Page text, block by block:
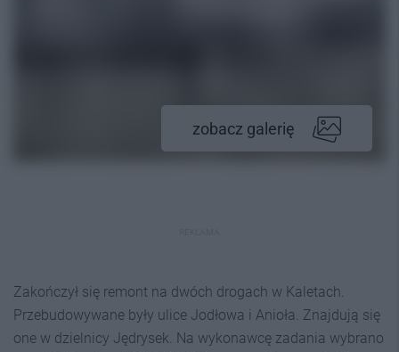
zobacz galerię
Zakończył się remont na dwóch drogach w Kaletach.
Przebudowywane były ulice Jodłowa i Anioła. Znajdują się
one w dzielnicy Jędrysek. Na wykonawcę zadania wybrano